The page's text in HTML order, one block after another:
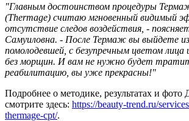
"Главным достоинством процедуры
(Thermage) считаю мгновенный видимый
отсутствие следов воздействия, -
Самуиловна. - После Термаж вы выйдете
помолодевшей, с безупречным цветом лица
без морщин. И вам не нужно будет
реабилитацию, вы уже прекрасны!"
Подробнее о методике, результатах и фото
смотрите здесь: https://beauty-trend.ru/
thermage-cpt/.